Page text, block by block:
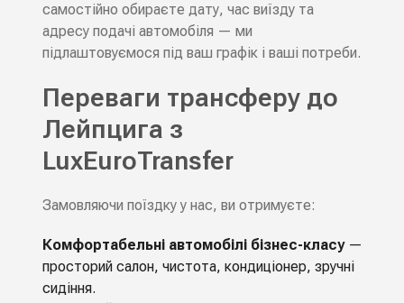
самостійно обираєте дату, час виїзду та
адресу подачі автомобіля — ми
підлаштовуємося під ваш графік і ваші потреби.
Переваги трансферу до
Лейпцига з
LuxEuroTransfer
Замовляючи поїздку у нас, ви отримуєте:
Комфортабельні автомобілі бізнес-класу—
просторий салон, чистота, кондиціонер, зручні
сидіння.